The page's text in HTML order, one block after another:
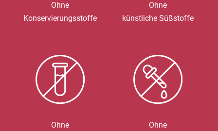
Ohne
Konservierungsstoffe
Ohne
künstliche Süßstoffe
Ohne Ohne